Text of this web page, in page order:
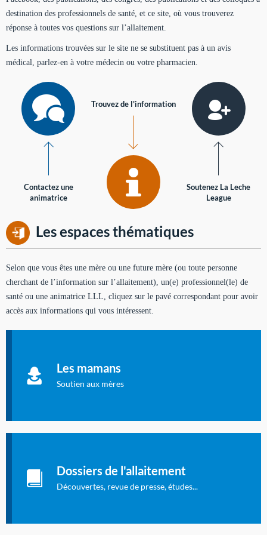
destination des professionnels de santé, et ce site, où vous trouverez
réponse à toutes vos questions sur l’allaitement.
Les informations trouvées sur le site ne se substituent pas à un avis
médical, parlez-en à votre médecin ou votre pharmacien.
Contactez une
animatrice
Trouvez de l'information
Soutenez La Leche
League
Les espaces thématiques
Selon que vous êtes une mère ou une future mère (ou toute personne
cherchant de l’information sur l’allaitement), un(e) professionnel(le) de
santé ou une animatrice LLL, cliquez sur le pavé correspondant pour avoir
accès aux informations qui vous intéressent.
Les mamans
Soutien aux mères
à allaiter et vous informer : toutes les rubriques qui
concernent l'allaitement.
Dossiers de l'allaitement
Découvertes, revue de presse, études...
dernières études sur l'allaitement publiées dans la presse
internationale.